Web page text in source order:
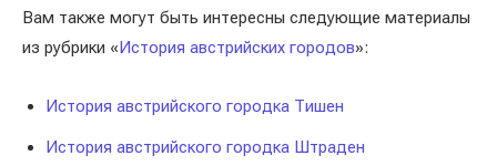
Вам также могут быть интересны следующие материалы
из рубрики «История австрийских городов»:
История австрийского городка Тишен
История австрийского городка Штраден